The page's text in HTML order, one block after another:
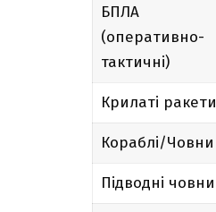
БПЛА
(оперативно-
тактичні)
Крилаті ракети
Кораблі/Човни
Підводні човни